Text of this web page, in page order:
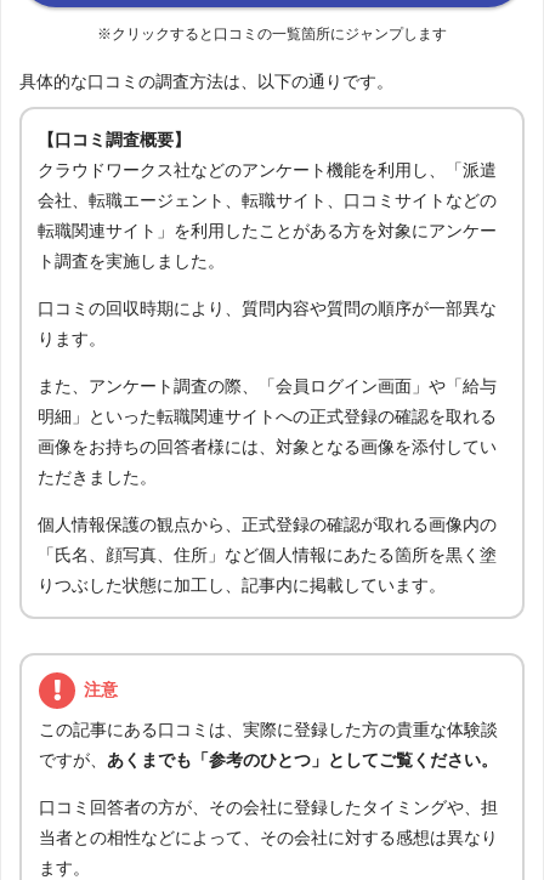
※クリックすると口コミの一覧箇所にジャンプします
具体的な口コミの調査方法は、以下の通りです。
【口コミ調査概要】
クラウドワークス社などのアンケート機能を利用し、「派遣
会社、転職エージェント、転職サイト、口コミサイトなどの
転職関連サイト」を利用したことがある方を対象にアンケー
ト調査を実施しました。
口コミの回収時期により、質問内容や質問の順序が一部異な
ります。
また、アンケート調査の際、「会員ログイン画面」や「給与
明細」といった転職関連サイトへの正式登録の確認を取れる
画像をお持ちの回答者様には、対象となる画像を添付してい
ただきました。
個人情報保護の観点から、正式登録の確認が取れる画像内の
「氏名、顔写真、住所」など個人情報にあたる箇所を黒く塗
りつぶした状態に加工し、記事内に掲載しています。
注意
この記事にある口コミは、実際に登録した方の貴重な体験談
ですが、 あくまでも「参考のひとつ」としてご覧ください。
口コミ回答者の方が、その会社に登録したタイミングや、担
当者との相性などによって、その会社に対する感想は異なり
ます。